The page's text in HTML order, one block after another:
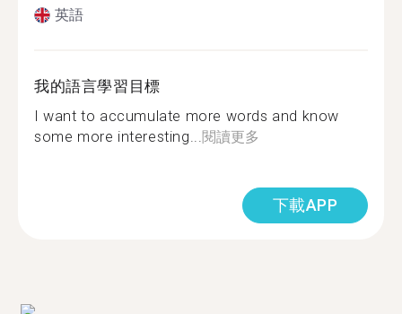
英語
我的語言學習目標
I want to accumulate more words and know
some more interesting...閱讀更多
下載APP